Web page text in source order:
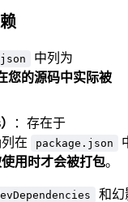
中列为
您的源码中实际被
：存在于
在 package.json
用时才会被打包。
和幻